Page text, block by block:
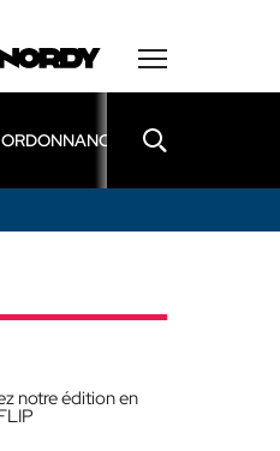
LEXOMIL SANS
notre édition en